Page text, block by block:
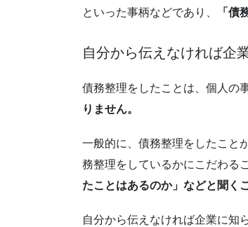
といった事柄などであり、
「債
自分から伝えなければ企
債務整理をしたことは、個人の
りません。
一般的に、債務整理をしたこと
務整理をしているかにこだわる
たことはあるのか」などと聞く
自分から伝えなければ企業に知